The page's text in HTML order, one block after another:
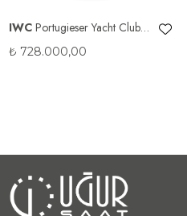
IWC Portugieser Yacht Club
Chronograph
₺ 728.000,00